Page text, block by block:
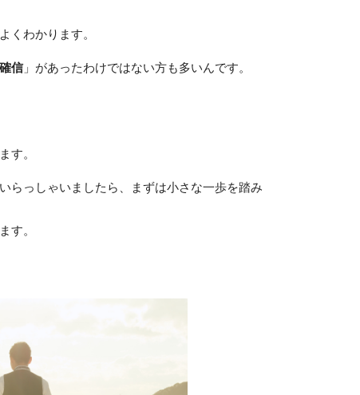
くわかります。
信」があったわけではない方も多いんです。
す。
らっしゃいましたら、まずは小さな一歩を踏み
す。